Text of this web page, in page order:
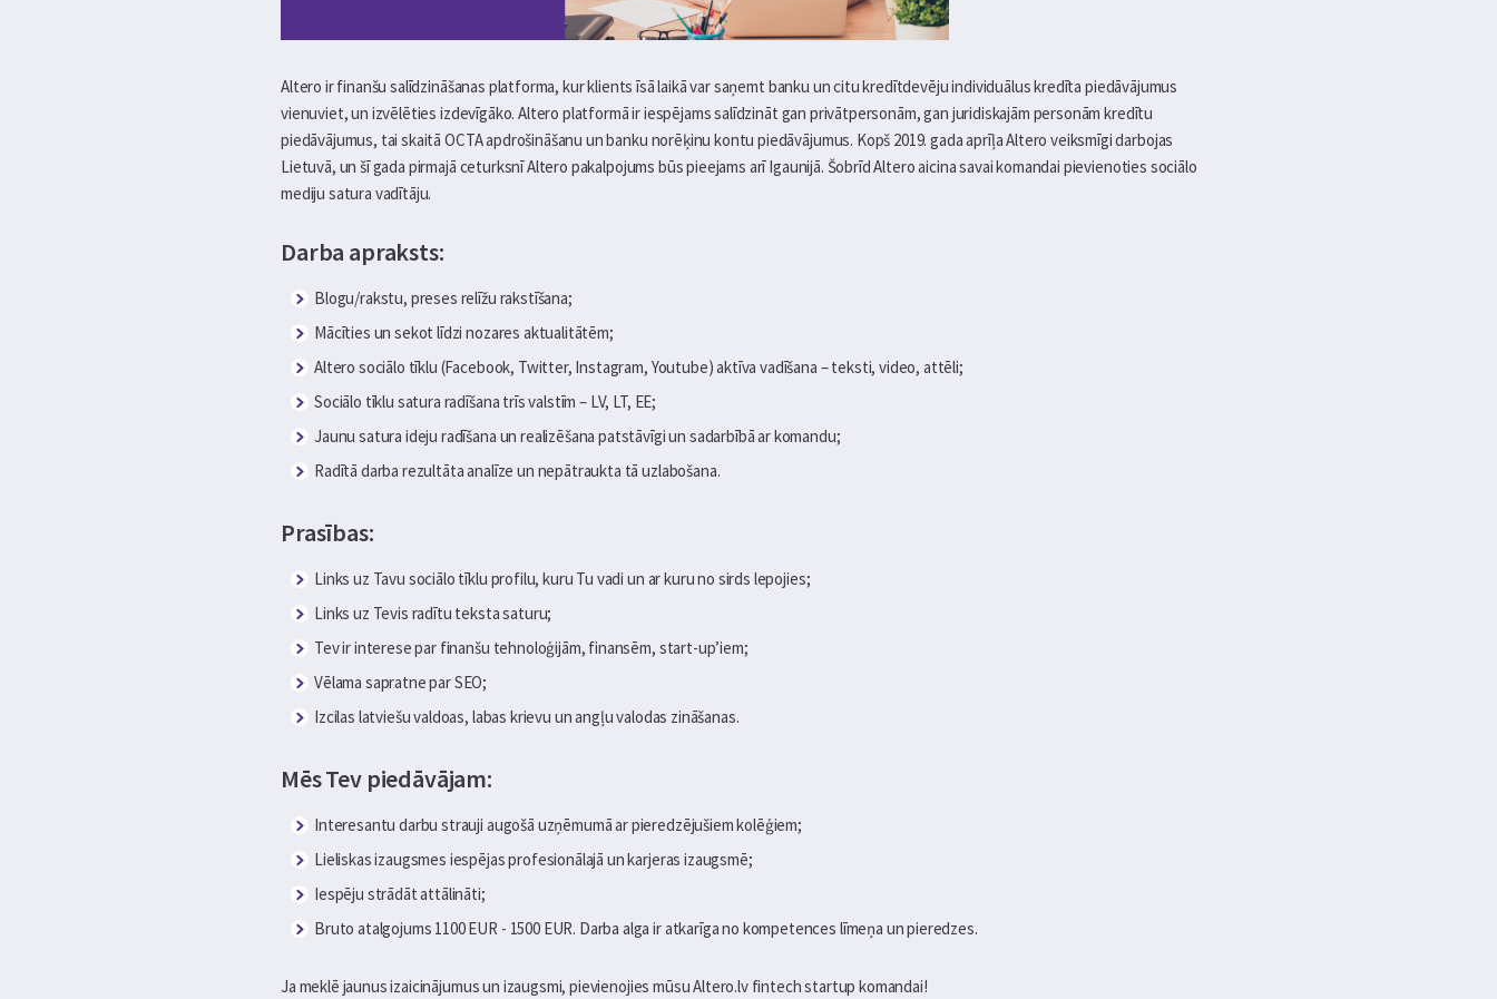
Altero ir finanšu salīdzināšanas platforma, kur klients īsā laikā var saņemt banku un citu kredītdevēju individuālus kredīta piedāvājumus
vienuviet, un izvēlēties izdevīgāko. Altero platformā ir iespējams salīdzināt gan privātpersonām, gan juridiskajām personām kredītu
piedāvājumus, tai skaitā OCTA apdrošināšanu un banku norēķinu kontu piedāvājumus. Kopš 2019. gada aprīļa Altero veiksmīgi darbojas
Lietuvā, un šī gada pirmajā ceturksnī Altero pakalpojums būs pieejams arī Igaunijā. Šobrīd Altero aicina savai komandai pievienoties sociālo
mediju satura vadītāju.
Darba apraksts:
Blogu/rakstu, preses relīžu rakstīšana;
Mācīties un sekot līdzi nozares aktualitātēm;
Altero sociālo tīklu (Facebook, Twitter, Instagram, Youtube) aktīva vadīšana – teksti, video, attēli;
Sociālo tīklu satura radīšana trīs valstīm – LV, LT, EE;
Jaunu satura ideju radīšana un realizēšana patstāvīgi un sadarbībā ar komandu;
Radītā darba rezultāta analīze un nepātraukta tā uzlabošana.
Prasības:
Links uz Tavu sociālo tīklu profilu, kuru Tu vadi un ar kuru no sirds lepojies;
Links uz Tevis radītu teksta saturu;
Tev ir interese par finanšu tehnoloģijām, finansēm, start-up’iem;
Vēlama sapratne par SEO;
Izcilas latviešu valdoas, labas krievu un angļu valodas zināšanas.
Mēs Tev piedāvājam:
Interesantu darbu strauji augošā uzņēmumā ar pieredzējušiem kolēģiem;
Lieliskas izaugsmes iespējas profesionālajā un karjeras izaugsmē;
Iespēju strādāt attālināti;
Bruto atalgojums 1100 EUR - 1500 EUR. Darba alga ir atkarīga no kompetences līmeņa un pieredzes.
Ja meklē jaunus izaicinājumus un izaugsmi, pievienojies mūsu Altero.lv fintech startup komandai!